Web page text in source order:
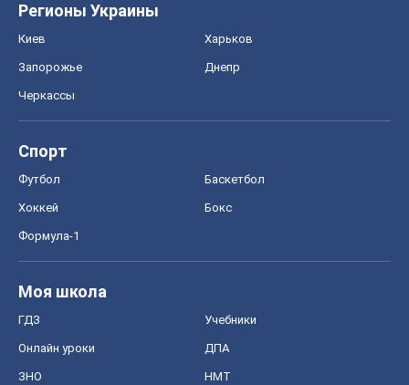
Регионы Украины
Киев Харьков
Запорожье Днепр
Черкассы
Спорт
Футбол Баскетбол
Хоккей Бокс
Формула-1
Моя школа
ГДЗ Учебники
Онлайн уроки ДПА
ЗНО НМТ